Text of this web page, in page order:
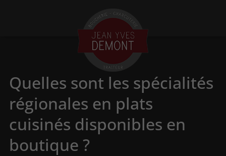
Quelles sont les spécialités
régionales en plats
cuisinés disponibles en
boutique ?